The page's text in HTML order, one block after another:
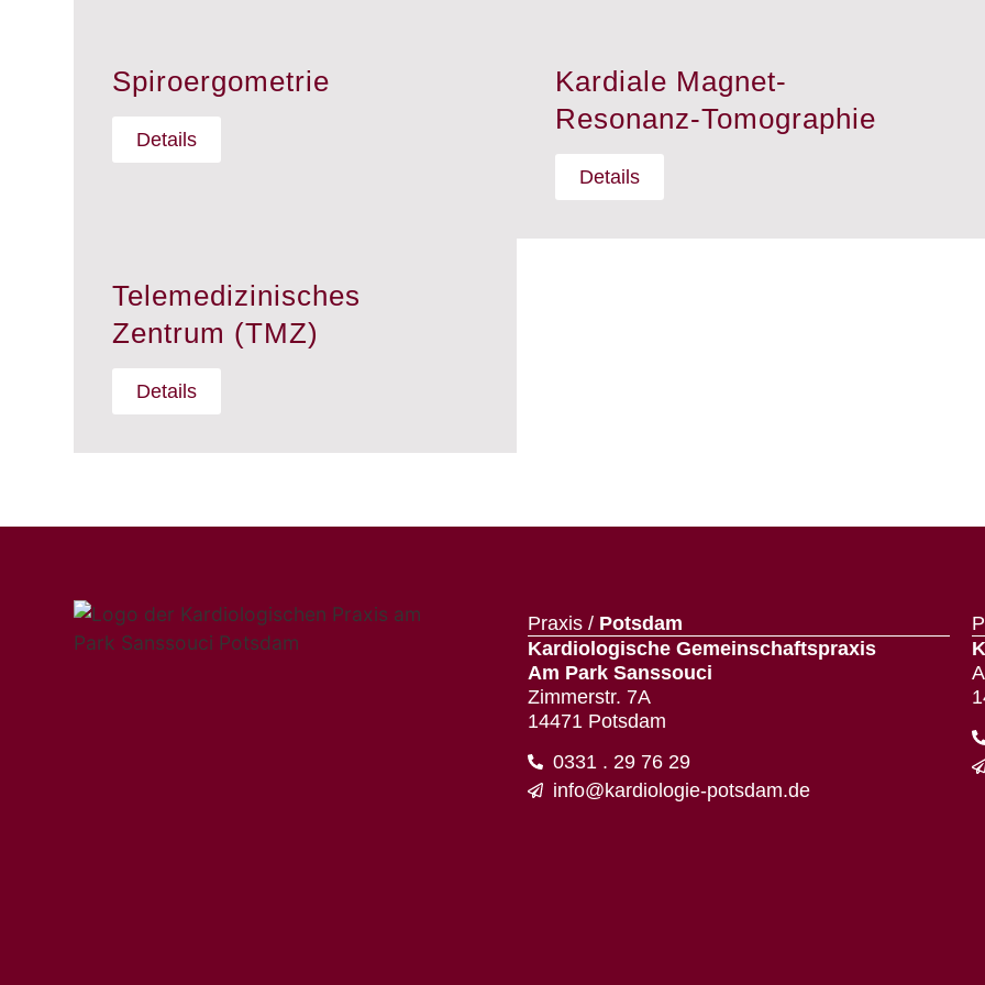
Spiroergometrie
Details
Kardiale Magnet-
Resonanz-Tomographie
Details
Telemedizinisches
Zentrum (TMZ)
Details
Praxis / Potsdam
Kardiologische Gemeinschaftspraxis
Am Park Sanssouci
Zimmerstr. 7A
14471 Potsdam
0331 . 29 76 29
info@kardiologie-potsdam.de